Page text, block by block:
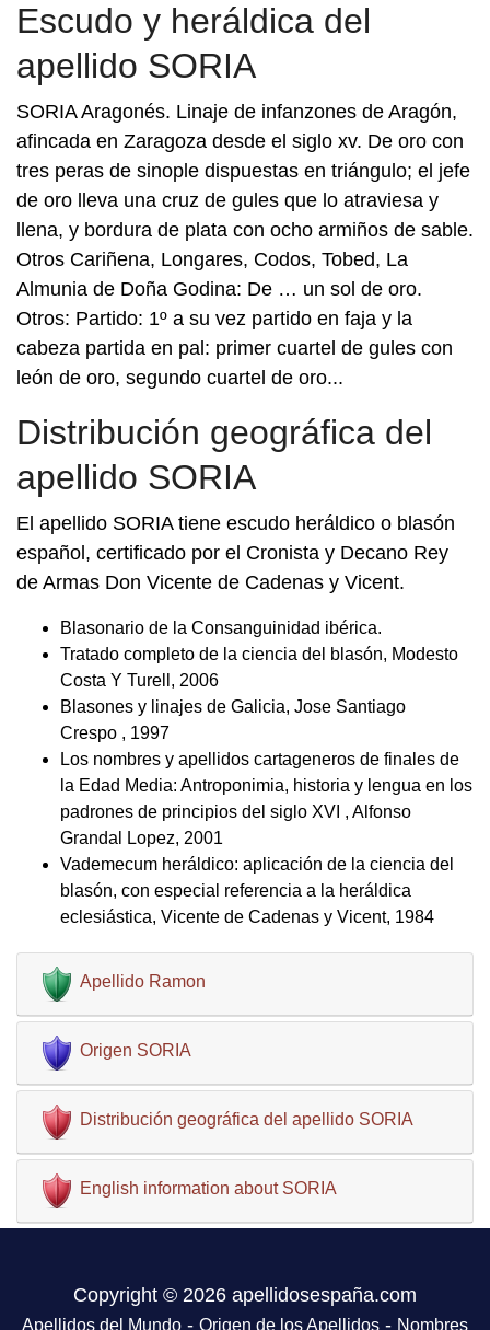
Escudo y heráldica del
apellido SORIA
SORIA Aragonés. Linaje de infanzones de Aragón,
afincada en Zaragoza desde el siglo xv. De oro con
tres peras de sinople dispuestas en triángulo; el jefe
de oro lleva una cruz de gules que lo atraviesa y
llena, y bordura de plata con ocho armiños de sable.
Otros Cariñena, Longares, Codos, Tobed, La
Almunia de Doña Godina: De … un sol de oro.
Otros: Partido: 1º a su vez partido en faja y la
cabeza partida en pal: primer cuartel de gules con
león de oro, segundo cuartel de oro...
Distribución geográfica del
apellido SORIA
El apellido SORIA tiene escudo heráldico o blasón
español, certificado por el Cronista y Decano Rey
de Armas Don Vicente de Cadenas y Vicent.
Blasonario de la Consanguinidad ibérica.
Tratado completo de la ciencia del blasón, Modesto
Costa Y Turell, 2006
Blasones y linajes de Galicia, Jose Santiago
Crespo , 1997
Los nombres y apellidos cartageneros de finales de
la Edad Media: Antroponimia, historia y lengua en los
padrones de principios del siglo XVI , Alfonso
Grandal Lopez, 2001
Vademecum heráldico: aplicación de la ciencia del
blasón, con especial referencia a la heráldica
eclesiástica, Vicente de Cadenas y Vicent, 1984
Apellido Ramon
Origen SORIA
Distribución geográfica del apellido SORIA
English information about SORIA
Copyright © 2026 apellidosespaña.com
Apellidos del Mundo - Origen de los Apellidos - Nombres